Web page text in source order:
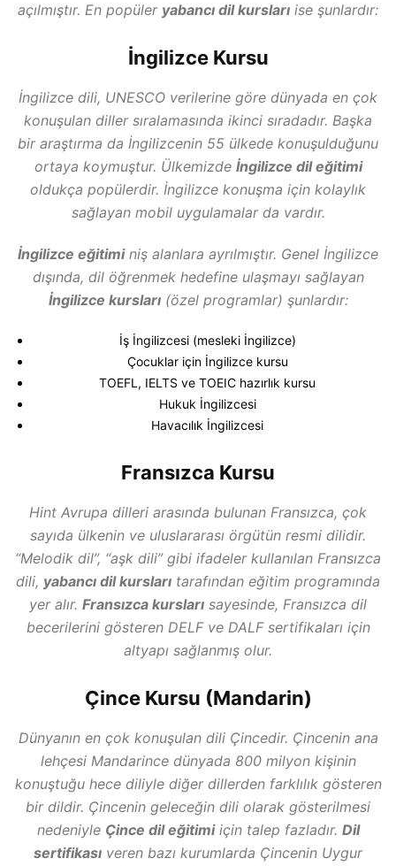
açılmıştır. En popüler yabancı dil kursları ise şunlardır:
İngilizce Kursu
İngilizce dili, UNESCO verilerine göre dünyada en çok
konuşulan diller sıralamasında ikinci sıradadır. Başka
bir araştırma da İngilizcenin 55 ülkede konuşulduğunu
ortaya koymuştur. Ülkemizde İngilizce dil eğitimi
oldukça popülerdir. İngilizce konuşma için kolaylık
sağlayan mobil uygulamalar da vardır.
İngilizce eğitiminiş alanlara ayrılmıştır. Genel İngilizce
dışında, dil öğrenmek hedefine ulaşmayı sağlayan
İngilizce kursları(özel programlar) şunlardır:
İş İngilizcesi (mesleki İngilizce)
Çocuklar için İngilizce kursu
TOEFL, IELTS ve TOEIC hazırlık kursu
Hukuk İngilizcesi
Havacılık İngilizcesi
Fransızca Kursu
Hint Avrupa dilleri arasında bulunan Fransızca, çok
sayıda ülkenin ve uluslararası örgütün resmi dilidir.
“Melodik dil”, “aşk dili” gibi ifadeler kullanılan Fransızca
dili, yabancı dil kursları tarafından eğitim programında
yer alır. Fransızca kursları sayesinde, Fransızca dil
becerilerini gösteren DELF ve DALF sertifikaları için
altyapı sağlanmış olur.
Çince Kursu (Mandarin)
Dünyanın en çok konuşulan dili Çincedir. Çincenin ana
lehçesi Mandarince dünyada 800 milyon kişinin
konuştuğu hece diliyle diğer dillerden farklılık gösteren
bir dildir. Çincenin geleceğin dili olarak gösterilmesi
nedeniyle Çince dil eğitimiiçin talep fazladır. Dil
sertifikası veren bazı kurumlarda Çincenin Uygur